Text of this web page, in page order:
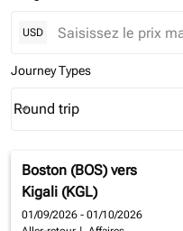
USD
Journey Types
Journey Types option
Round trip
keyboard_arrow_down
Boston (BOS) vers
Kigali (KGL)
01/09/2026 - 01/10/2026